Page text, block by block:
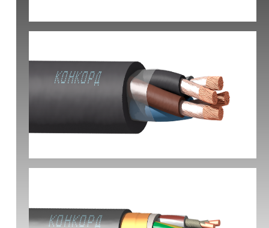
КВБбШвнг(А) -LS
КГ-ХЛ